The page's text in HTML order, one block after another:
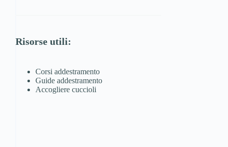
Risorse utili:
Corsi addestramento
Guide addestramento
Accogliere cuccioli